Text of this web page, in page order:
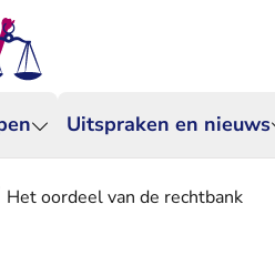
Uitspraken en nieuws
Het oordeel van de rechtbank